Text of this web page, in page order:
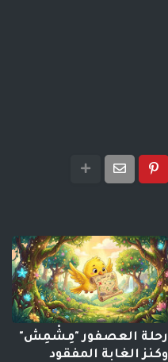
رحلة العصفور "مِشْمِش"
وكنز الغابة المفقود